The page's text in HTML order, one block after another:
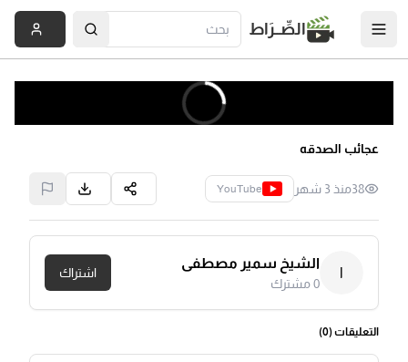
الصِّــرَاط
عجائب الصدقه
38منذ 3 شهر YouTube
ا
الشيخ سمير مصطفى
0مشترك
اشتراك
التعليقات (0
)